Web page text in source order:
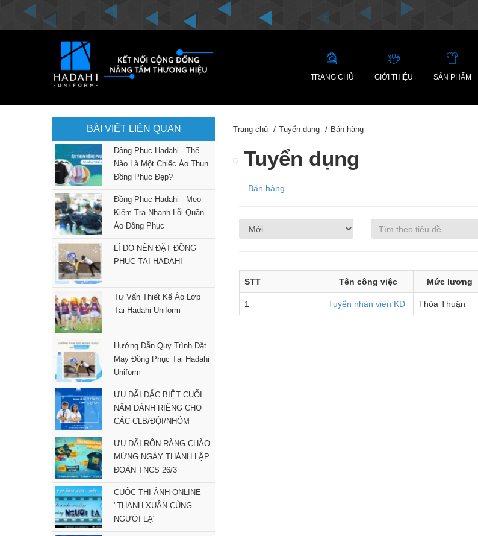
TRANG CHỦ GIỚI THIỆU SẢN PHẨM
BÀI VIẾT LIÊN QUAN
Đồng Phục Hadahi - Thế
Nào Là Một Chiếc Áo Thun
Đồng Phục Đẹp?
Đồng Phục Hadahi - Mẹo
Kiểm Tra Nhanh Lỗi Quần
Áo Đồng Phục
LÍ DO NÊN ĐẶT ĐỒNG
PHỤC TẠI HADAHI
Tư Vấn Thiết Kế Áo Lớp
Tại Hadahi Uniform
Hướng Dẫn Quy Trình Đặt
May Đồng Phục Tại Hadahi
Uniform
ƯU ĐÃI ĐẶC BIỆT CUỐI
NĂM DÀNH RIÊNG CHO
CÁC CLB/ĐỘI/NHÓM
ƯU ĐÃI RỘN RÀNG CHÀO
MỪNG NGÀY THÀNH LẬP
ĐOÀN TNCS 26/3
CUỘC THI ẢNH ONLINE
"THANH XUÂN CÙNG
NGƯỜI LẠ"
Trang chủ Tuyển dụng Bán hàng
Tuyển dụng
Bán hàng
STT Tên công việc Mức lương
1 Tuyển nhân viên KD Thỏa Thuận